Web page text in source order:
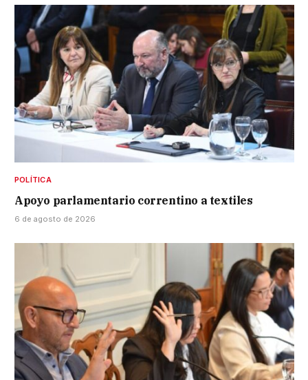
POLÍTICA
Apoyo parlamentario correntino a textiles
6 de agosto de 2026